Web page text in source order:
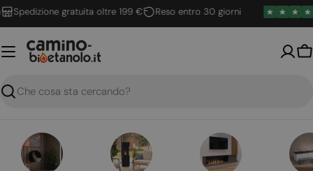
Vai
al
contenuto
gratuita oltre 199 € Reso entro 30 giorni
Ricerca